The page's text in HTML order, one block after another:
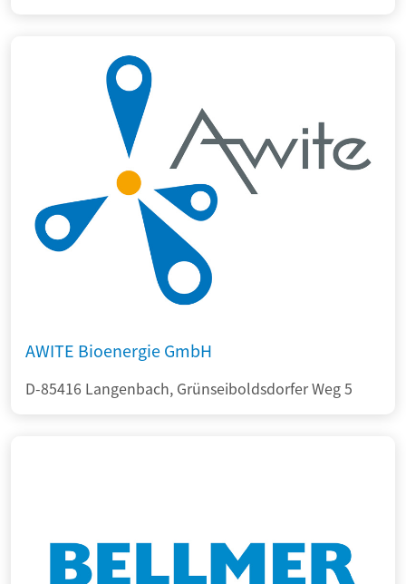
AWITE Bioenergie GmbH
D-85416 Langenbach, Grünseiboldsdorfer Weg 5